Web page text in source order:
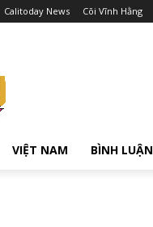
Calitoday News Cõi Vĩnh Hằng
VIỆT NAM BÌNH LUẬN